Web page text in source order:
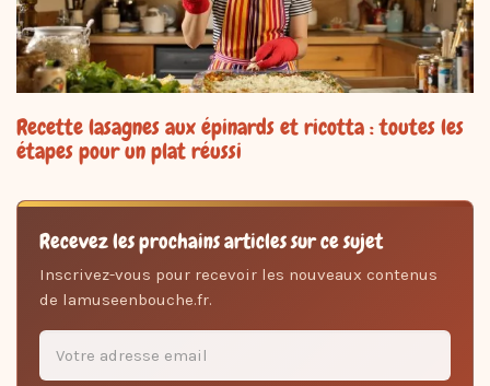
Recette lasagnes aux épinards et ricotta : toutes les
étapes pour un plat réussi
Recevez les prochains articles sur ce sujet
Inscrivez-vous pour recevoir les nouveaux contenus
de lamuseenbouche.fr.